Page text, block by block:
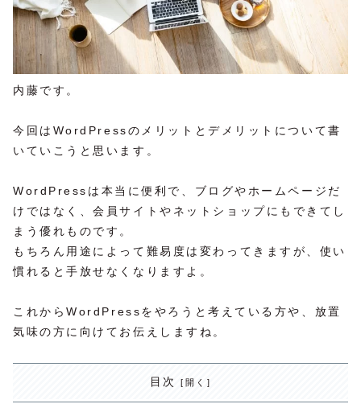
内藤です。
今回はWordPressのメリットとデメリットについて書
いていこうと思います。
WordPressは本当に便利で、ブログやホームページだ
けではなく、会員サイトやネットショップにもできてし
まう優れものです。
もちろん用途によって難易度は変わってきますが、使い
慣れると手放せなくなりますよ。
これからWordPressをやろうと考えている方や、放置
気味の方に向けてお伝えしますね。
目次